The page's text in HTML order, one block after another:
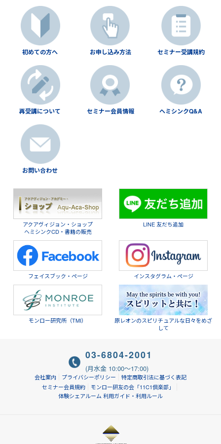
初めての方へ お申し込み方法 セミナー受講規約
再受講について セミナー会員情報 ヘミシンクQ&A
お問い合わせ
アクアヴィジョン・ショップ
ヘミシンクCD・書籍の販売
LINE 友だち追加
フェイスブック・ページ インスタグラム・ページ
モンロー研究所（TMI）
原レオンのスピリチュアルな日々をめざ
して
会社案内 プライバシーポリシー
特定商取引法に基づく表記
セミナー会員規約
モンロー研友の会「11C1倶楽部」
体験シェアルーム 利用ガイド・利用ルール
03-6804-2001
(月水金 10:00～17:00)